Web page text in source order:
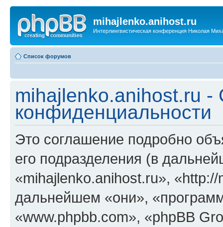
mihajlenko.anihost.ru
Интерлингвистическая конференция Николая
Список форумов
mihajlenko.anihost.ru -
конфиденциальности
Это соглашение подробно
его подразделения (в
«mihajlenko.anihost.ru»,
дальнейшем «они»,
«www.phpbb.com», «phpBB